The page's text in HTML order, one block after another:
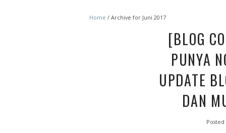
Home / Archive for Juni 2017
[BLOG
PUNYA
UPDATE
DAN